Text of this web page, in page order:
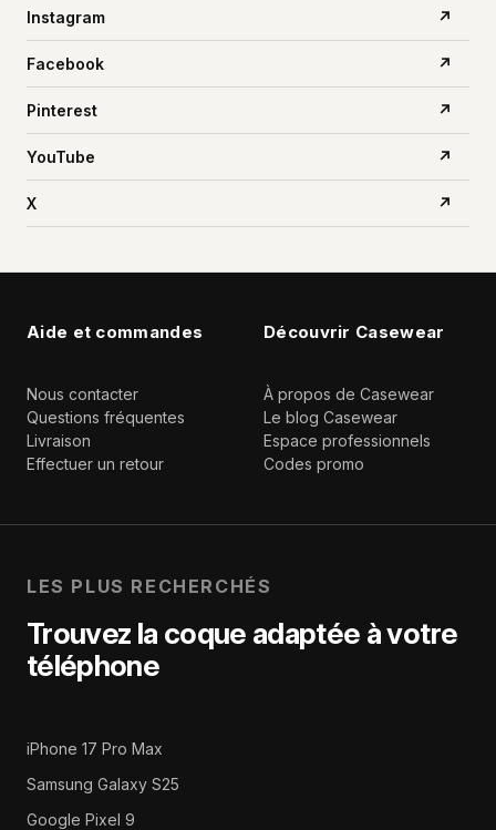
Instagram ↗
Facebook ↗
Pinterest ↗
YouTube ↗
X ↗
Aide et commandes
Nous contacter
Questions fréquentes
Livraison
Effectuer un retour
Découvrir Casewear
À propos de Casewear
Le blog Casewear
Espace professionnels
Codes promo
LES PLUS RECHERCHÉS
Trouvez la coque adaptée à votre
téléphone
iPhone 17 Pro Max
Samsung Galaxy S25
Google Pixel 9